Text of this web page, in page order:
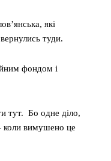
які
туди.
фондом і
тут. Бо одне діло,
коли вимушено це